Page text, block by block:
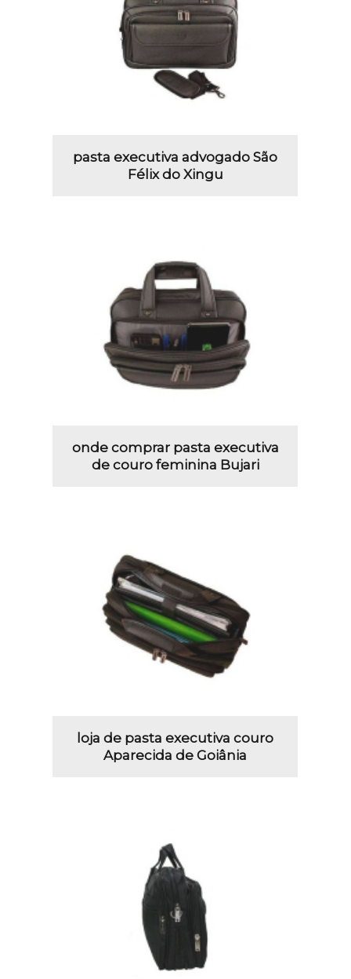
pasta executiva advogado São
Félix do Xingu
onde comprar pasta executiva
de couro feminina Bujari
loja de pasta executiva couro
Aparecida de Goiânia